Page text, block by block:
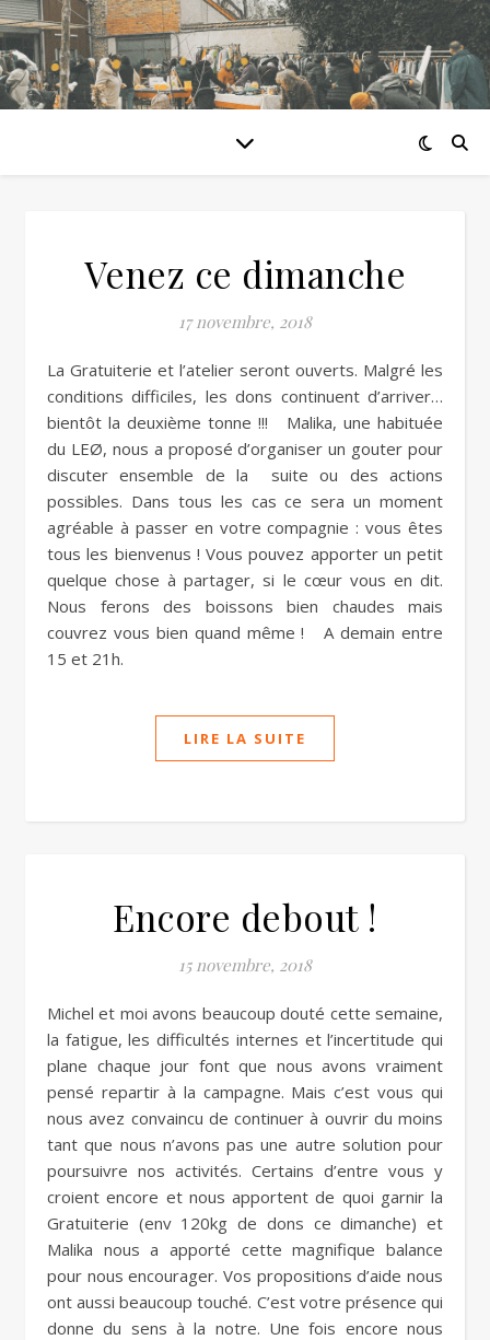
Venez ce dimanche
17 novembre, 2018
La Gratuiterie et l’atelier seront ouverts. Malgré les
conditions difficiles, les dons continuent d’arriver…
bientôt la deuxième tonne !!! Malika, une habituée
du LEØ, nous a proposé d’organiser un gouter pour
discuter ensemble de la suite ou des actions
possibles. Dans tous les cas ce sera un moment
agréable à passer en votre compagnie : vous êtes
tous les bienvenus ! Vous pouvez apporter un petit
quelque chose à partager, si le cœur vous en dit.
Nous ferons des boissons bien chaudes mais
couvrez vous bien quand même ! A demain entre
15 et 21h.
LIRE LA SUITE
Encore debout !
15 novembre, 2018
Michel et moi avons beaucoup douté cette semaine,
la fatigue, les difficultés internes et l’incertitude qui
plane chaque jour font que nous avons vraiment
pensé repartir à la campagne. Mais c’est vous qui
nous avez convaincu de continuer à ouvrir du moins
tant que nous n’avons pas une autre solution pour
poursuivre nos activités. Certains d’entre vous y
croient encore et nous apportent de quoi garnir la
Gratuiterie (env 120kg de dons ce dimanche) et
Malika nous a apporté cette magnifique balance
pour nous encourager. Vos propositions d’aide nous
ont aussi beaucoup touché. C’est votre présence qui
donne du sens à la notre. Une fois encore nous